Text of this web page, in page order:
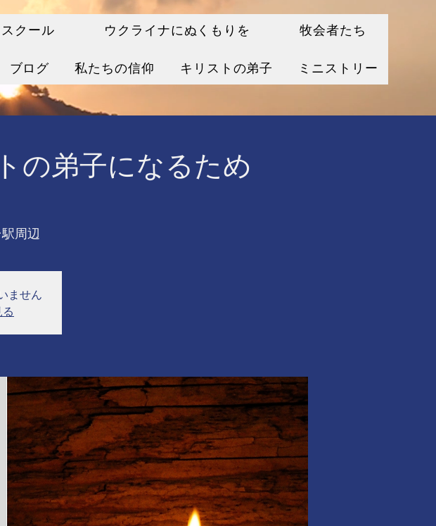
クール ウクライナにぬくもりを 牧会者たち
ブログ 私たちの信仰 キリストの弟子 ミニストリー
子になるため
周辺
ません